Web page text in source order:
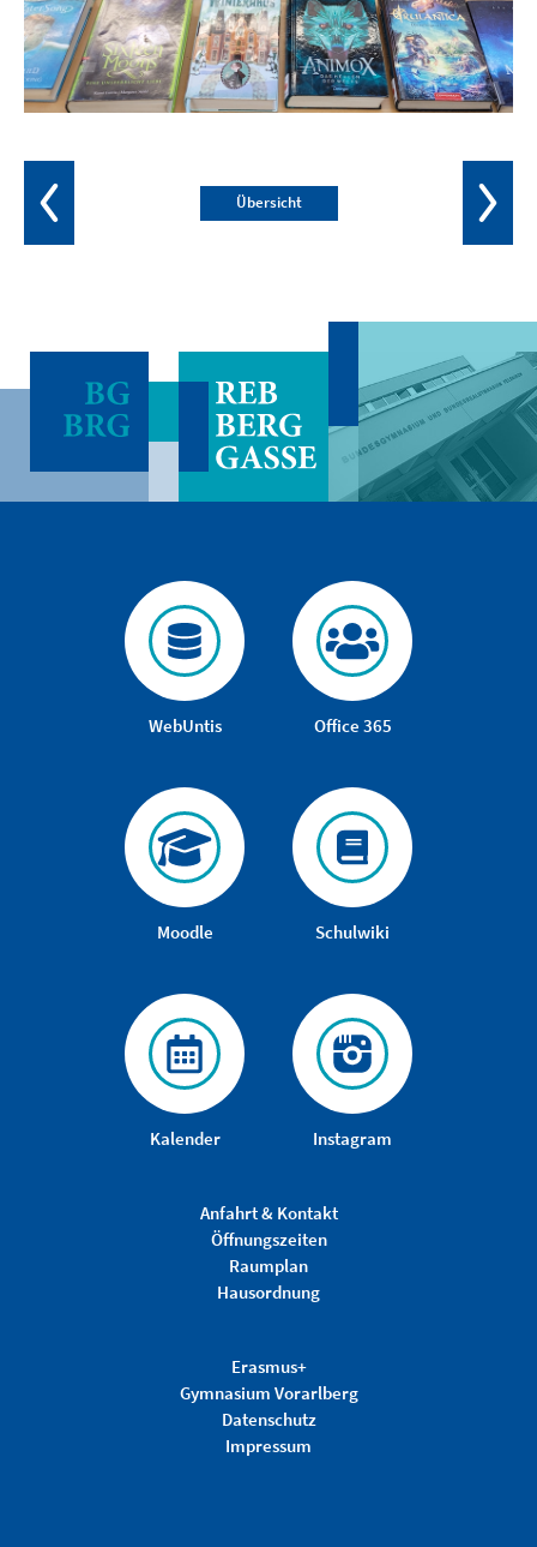
Übersicht
WebUntis Office 365
Moodle Schulwiki
Kalender Instagram
Anfahrt & Kontakt
Öffnungszeiten
Raumplan
Hausordnung
Erasmus+
Gymnasium Vorarlberg
Datenschutz
Impressum